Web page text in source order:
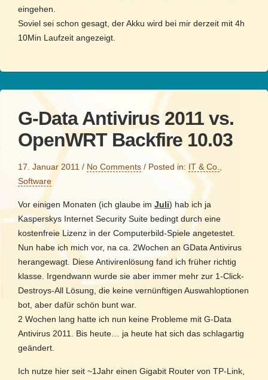
eingehen.
Soviel sei schon gesagt, der Akku wird bei mir derzeit mit 4h
10Min Laufzeit angezeigt.
G-Data Antivirus 2011 vs.
OpenWRT Backfire 10.03
17. Januar 2011 / No Comments / Posted in: IT & Co.
Software
Vor einigen Monaten (ich glaube im Juli) hab ich ja
Kasperskys Internet Security Suite bedingt durch eine
kostenfreie Lizenz in der Computerbild-Spiele angetestet.
Nun habe ich mich vor, na ca. 2Wochen an GData Antivirus
herangewagt. Diese Antivirenlösung fand ich früher richtig
klasse. Irgendwann wurde sie aber immer mehr zur 1-Click-
Destroys-All Lösung, die keine vernünftigen Auswahloptionen
bot, aber dafür schön bunt war.
2 Wochen lang hatte ich nun keine Probleme mit G-Data
Antivirus 2011. Bis heute… ja heute hat sich das schlagartig
geändert.
Ich nutze hier seit ~1Jahr einen Gigabit Router von TP-Link,